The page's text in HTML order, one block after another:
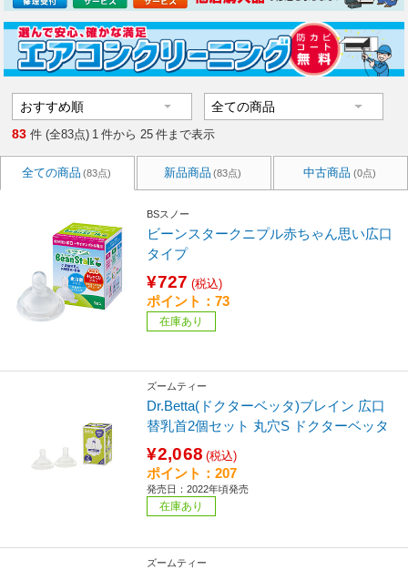
83 件 (全83点) 1 件から 25 件まで表示
全ての商品 (83点) 新品商品 (83点) 中古商品 (0点)
BSスノー
ビーンスタークニプル赤ちゃん思い広口
タイプ
¥727 (税込)
ポイント：73
在庫あり
ズームティー
Dr.Betta(ドクターベッタ)ブレイン 広口
替乳首2個セット 丸穴S ドクターベッタ
¥2,068 (税込)
ポイント：207
発売日：2022年頃発売
在庫あり
ズームティー